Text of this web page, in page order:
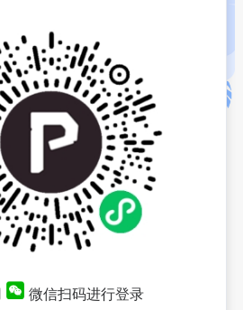
微信扫码进行登录